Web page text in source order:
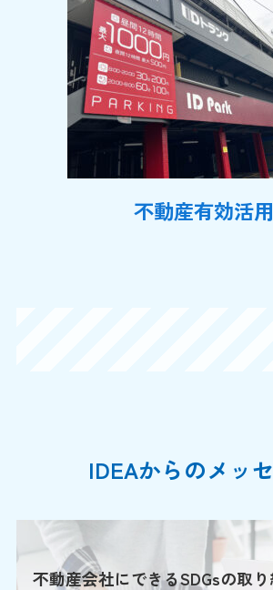
不動産有効活用
IDEAからのメッ
不動産会社にできるSDGsの取